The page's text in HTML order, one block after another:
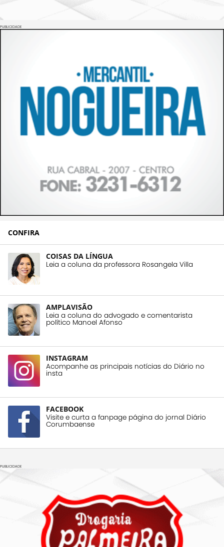
PUBLICIDADE
CONFIRA
COISAS DA LÍNGUA
Leia a coluna da professora Rosangela Villa
AMPLAVISÃO
Leia a coluna do advogado e comentarista
político Manoel Afonso
INSTAGRAM
Acompanhe as principais notícias do Diário no
insta
FACEBOOK
Visite e curta a fanpage página do jornal Diário
Corumbaense
PUBLICIDADE